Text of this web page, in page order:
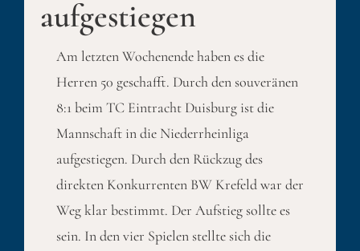
aufgestiegen
Am letzten Wochenende haben es die
Herren 50 geschafft. Durch den souveränen
8:1 beim TC Eintracht Duisburg ist die
Mannschaft in die Niederrheinliga
aufgestiegen. Durch den Rückzug des
direkten Konkurrenten BW Krefeld war der
Weg klar bestimmt. Der Aufstieg sollte es
sein. In den vier Spielen stellte sich die